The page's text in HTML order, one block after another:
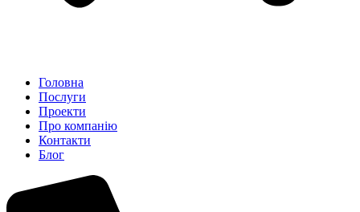
Головна
Послуги
Проекти
Про компанію
Контакти
Блог